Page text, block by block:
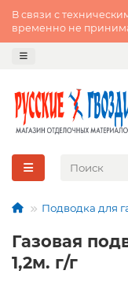
В связи с
временно не
Подводка для
Газовая
1,2м. г/г